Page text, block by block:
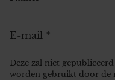
E-mail *
Deze zal niet
worden gebruikt door de